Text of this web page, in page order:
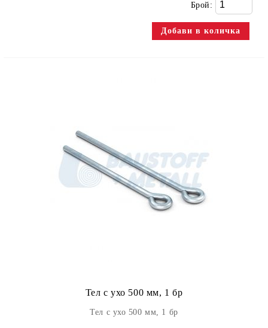
Брой:
Тел с ухо 500 мм, 1 бр
Тел с ухо 500 мм, 1 бр